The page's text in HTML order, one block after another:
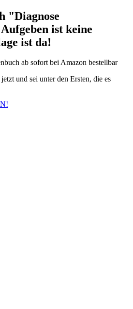
"Diagnose
ist keine
ist da!
ab sofort bei Amazon bestellbar
und sei unter den Ersten, die es